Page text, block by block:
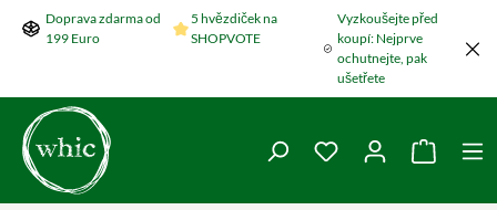
Přeskočit na hlavní obsah
Doprava zdarma od
199 Euro
5 hvězdiček na
SHOPVOTE
Vyzkoušejte před
koupí: Nejprve
ochutnejte, pak
ušetřete
Máte 0 položky v